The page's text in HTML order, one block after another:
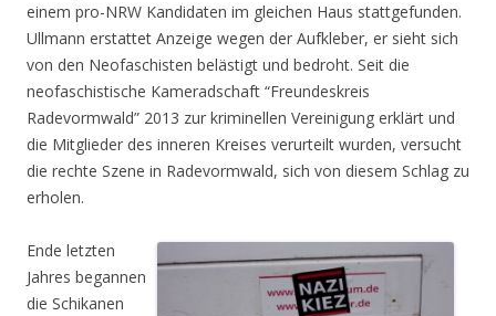
einem pro-NRW Kandidaten im gleichen Haus stattgefunden.
Ullmann erstattet Anzeige wegen der Aufkleber, er sieht sich
von den Neofaschisten belästigt und bedroht. Seit die
neofaschistische Kameradschaft “Freundeskreis
Radevormwald” 2013 zur kriminellen Vereinigung erklärt und
die Mitglieder des inneren Kreises verurteilt wurden, versucht
die rechte Szene in Radevormwald, sich von diesem Schlag zu
erholen.
Ende letzten
Jahres begannen
die Schikanen